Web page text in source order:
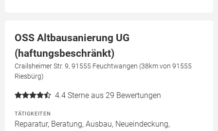
OSS Altbausanierung UG
(haftungsbeschränkt)
Crailsheimer Str. 9, 91555 Feuchtwangen (38km von 91555
Riesbürg)
4.4 Sterne aus 29 Bewertungen
TÄTIGKEITEN
Reparatur, Beratung, Ausbau, Neueindeckung,